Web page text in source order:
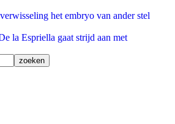
het embryo van ander stel
la Espriella gaat strijd aan met